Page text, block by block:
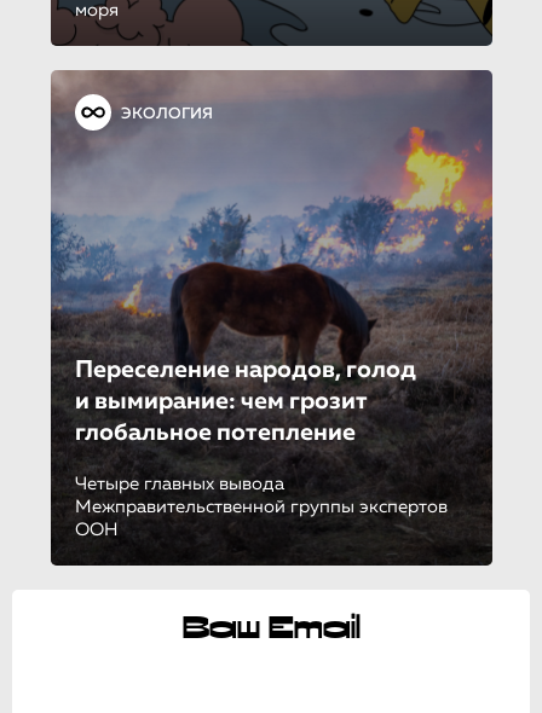
моря
ЭКОЛОГИЯ
Переселение народов, голод
и вымирание: чем грозит
глобальное потепление
Четыре главных вывода
Межправительственной группы экспертов
ООН
Ваш Email